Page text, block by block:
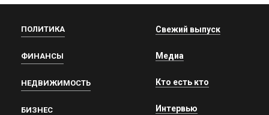
ПОЛИТИКА
ФИНАНСЫ
НЕДВИЖИМОСТЬ
БИЗНЕС
Свежий выпуск
Медиа
Кто есть кто
Интервью